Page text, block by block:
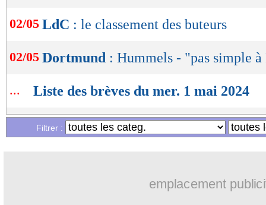
02/05 LdC : le classement des buteurs
02/05 Dortmund : Hummels - "pas simple à
... Liste des brèves du mer. 1 mai 2024
Liste des brèves du mar. 30 avril 2024
Filtrer :
emplacement